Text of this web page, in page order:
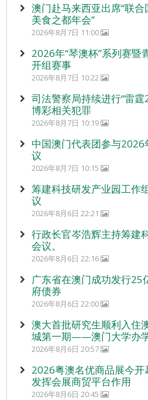
澳门赴马来西亚出席“联
美食之都年会”
2026年8月7日 11:00
2026年“琴澳杯”系列赛暨
开组赛事
2026年8月7日 10:22
司法警察局持续进行“雷
博彩相关犯罪
2026年8月7日 10:19
中国澳门代表团参与2026
议
2026年8月7日 10:15
筹建科技研发产业园工作
议
2026年8月6日 22:21
行政长官岑浩辉主持筹建
会议。
2026年8月6日 22:16
广东省在澳门成功发行25
府债券
2026年8月6日 22:00
澳大首批研究生顺利入住
城第一期——澳门大学办学
2026年8月6日 20:57
2026粤澳名优商品展今开
发挥会展商贸平台作用
2026年8月6日 20:45